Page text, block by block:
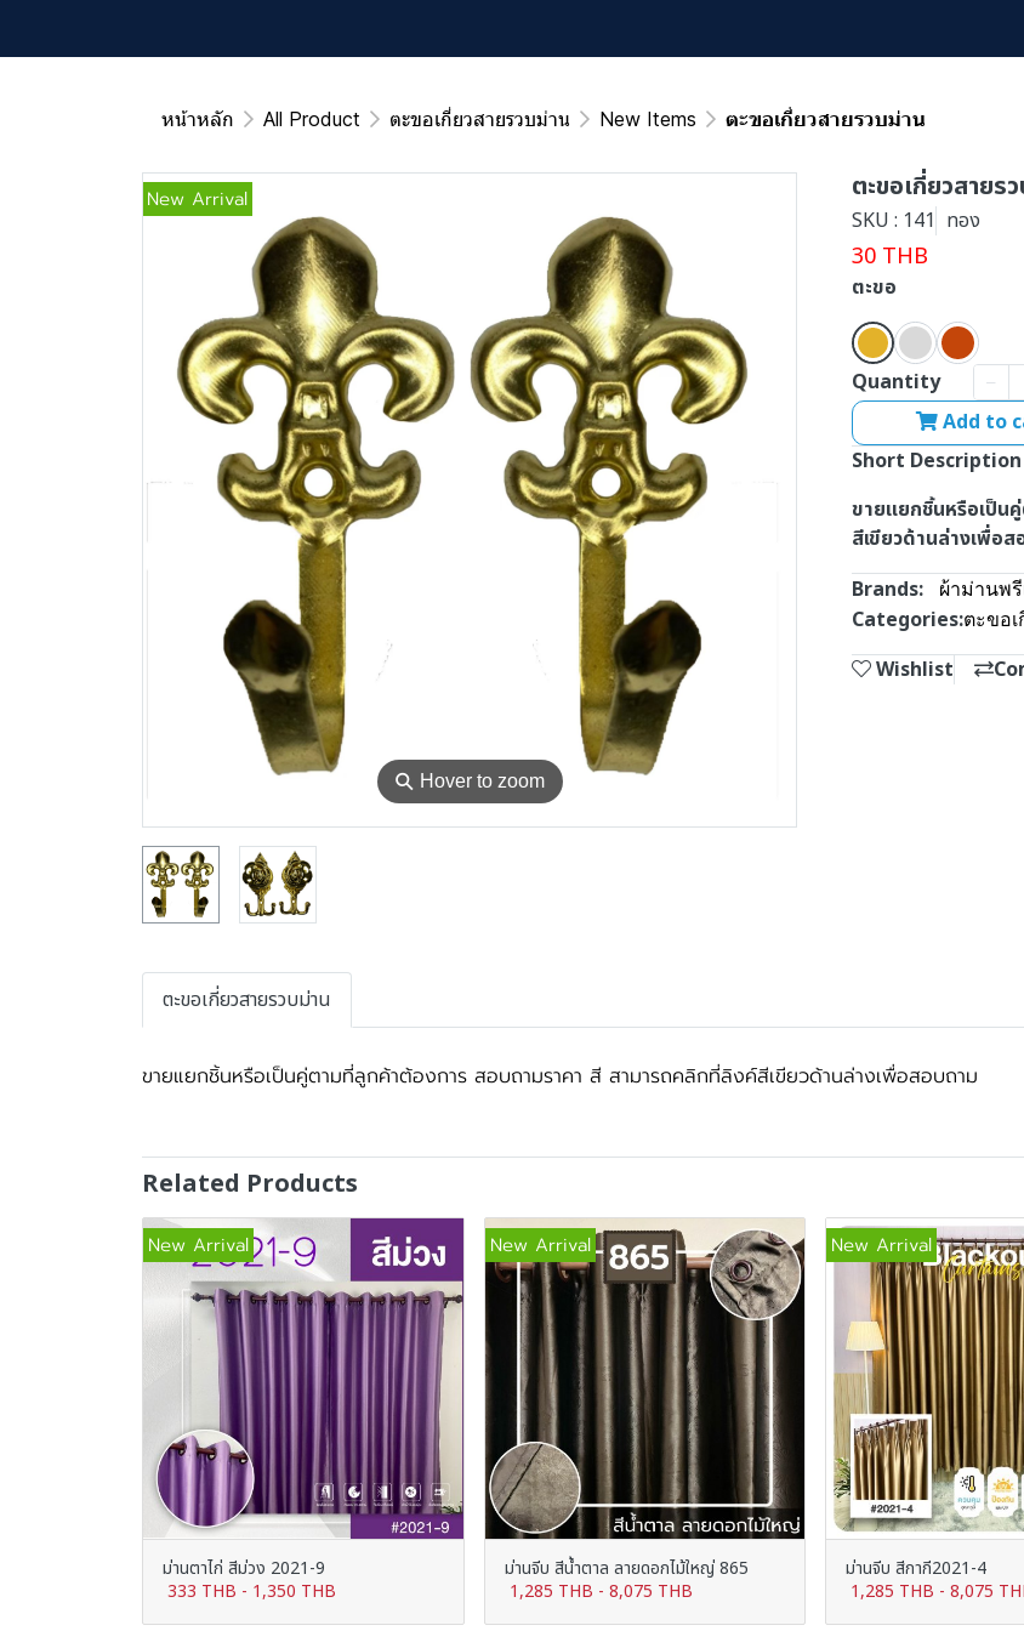
หน้าหลัก All Product ตะขอเกี่ยวสายรวบม่าน New Items ตะขอเกี่ยวสายรวบม่าน
⚲ Hover to zoom
New Arrival ตะขอเกี่ยวสายร
SKU : 141 ทอง
30 THB
ตะขอ
Quantity
Add to
Short Description
ขายแยกชิ้นหรือเป็น
สีเขียวด้านล่างเพื่อส
Brands:
ผ้าม่านพ
Categories:ตะขอ
Wishlist
ตะขอเกี่ยวสายรวบม่าน
ขายแยกชิ้นหรือเป็นคู่ตามที่ลูกค้าต้องการ สอบถามราคา สี สามารถคลิกที่ลิงค์สีเขียวด้านล่างเพื่อสอบถาม
Related Products
New Arrival
ม่านตาไก่ สีม่วง 2021-9
333 THB - 1,350 THB
New Arrival
ม่านจีบ สีน้ำตาล ลายดอกไม้ใหญ่ 865
1,285 THB - 8,075 THB
New Arrival
ม่านจีบ สีกากี2021-4
1,285 THB - 8,075